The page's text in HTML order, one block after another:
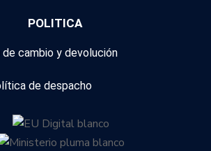
POLITICA
cambio y devolución
de despacho